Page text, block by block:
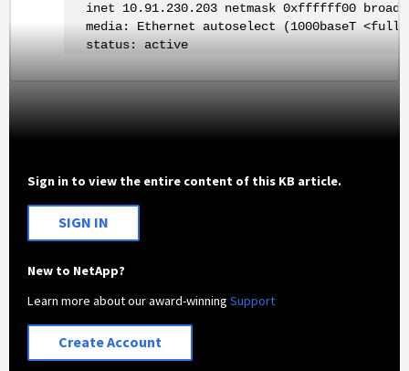
inet 10.91.230.203 netmask 0xffffff00
media: Ethernet autoselect (1000baseT <full-
status: active
Sign in to view the entire content of this KB article.
SIGN IN
New to NetApp?
Learn more about our award-winningSupport
Create Account